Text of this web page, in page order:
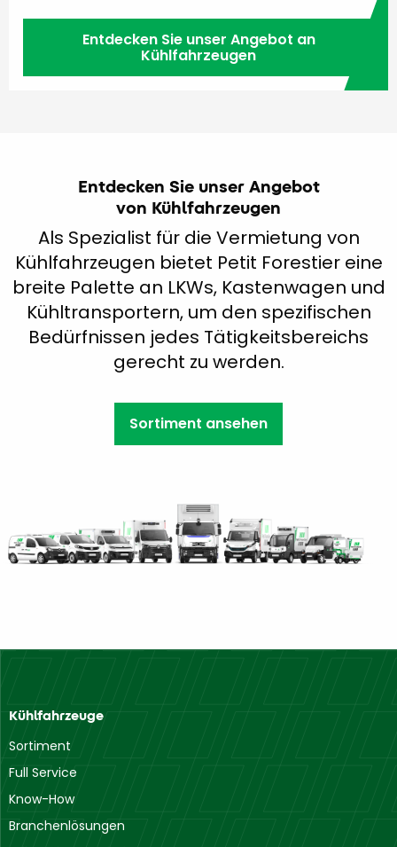
Entdecken Sie unser Angebot an
Kühlfahrzeugen
Entdecken Sie unser Angebot
von Kühlfahrzeugen
Als Spezialist für die Vermietung von
Kühlfahrzeugen bietet Petit Forestier eine
breite Palette an LKWs, Kastenwagen und
Kühltransportern, um den spezifischen
Bedürfnissen jedes Tätigkeitsbereichs
gerecht zu werden.
Sortiment ansehen
Kühlfahrzeuge
Sortiment
Full Service
Know-How
Branchenlösungen